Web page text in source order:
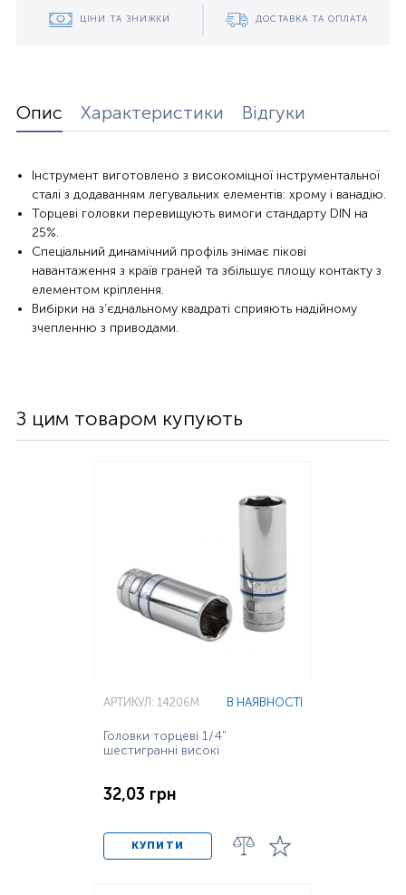
ЦІНИ ТА ЗНИЖКИ ДОСТАВКА ТА ОПЛАТА
Опис Характеристики Відгуки
Інструмент виготовлено з високоміцної інструментальної
сталі з додаванням легувальних елементів: хрому і ванадію.
Торцеві головки перевищують вимоги стандарту DIN на
25%.
Спеціальний динамічний профіль знімає пікові
навантаження з країв граней та збільшує площу контакту з
елементом кріплення.
Вибірки на з’єднальному квадраті сприяють надійному
зчепленню з приводами.
З цим товаром купують
АРТИКУЛ: 14206M В НАЯВНОСТІ
Головки торцеві 1/4"
шестигранні високі
32,03 грн
КУПИТИ